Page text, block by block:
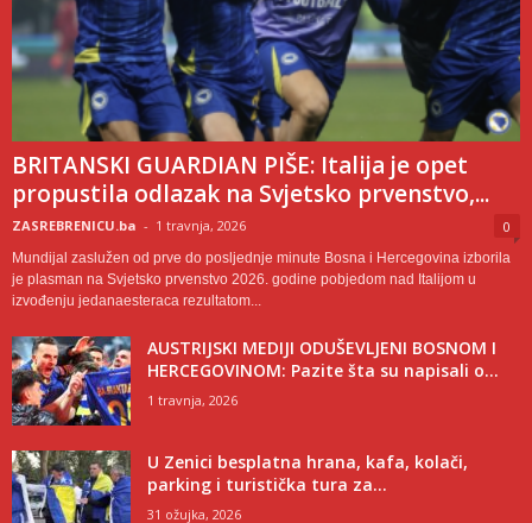
BRITANSKI GUARDIAN PIŠE: Italija je opet
propustila odlazak na Svjetsko prvenstvo,...
ZASREBRENICU.ba - 1 travnja, 2026 0
Mundijal zaslužen od prve do posljednje minute Bosna i Hercegovina izborila
je plasman na Svjetsko prvenstvo 2026. godine pobjedom nad Italijom u
izvođenju jedanaesteraca rezultatom...
AUSTRIJSKI MEDIJI ODUŠEVLJENI BOSNOM I
HERCEGOVINOM: Pazite šta su napisali o...
1 travnja, 2026
U Zenici besplatna hrana, kafa, kolači,
parking i turistička tura za...
31 ožujka, 2026